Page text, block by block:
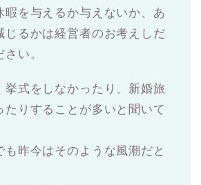
暇を与えるか与えないか、あ
じるかは経営者のお考えしだ
い。
挙式をしなかったり、新婚旅
たりすることが多いと聞いて
も昨今はそのような風潮だと